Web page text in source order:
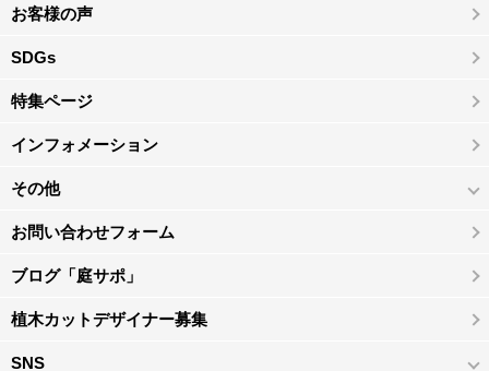
お客様の声
SDGs
特集ページ
インフォメーション
その他
お問い合わせフォーム
ブログ「庭サポ」
植木カットデザイナー募集
SNS